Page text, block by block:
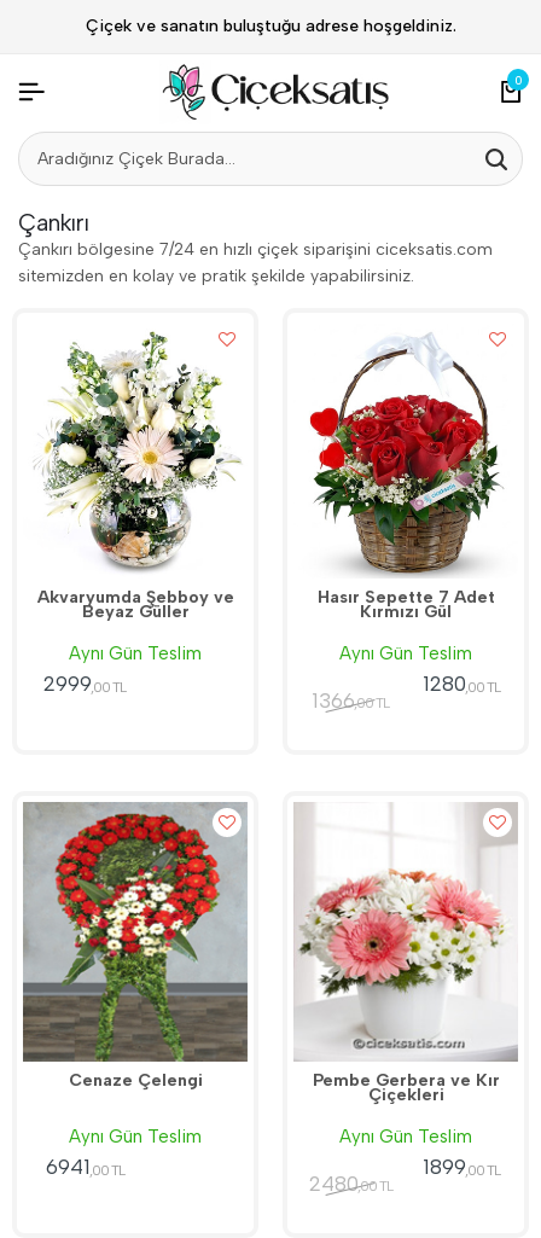
Çiçek ve sanatın buluştuğu adrese hoşgeldiniz.
0
Çankırı
Çankırı bölgesine 7/24 en hızlı çiçek siparişini ciceksatis.com
sitemizden en kolay ve pratik şekilde yapabilirsiniz.
Akvaryumda Şebboy ve
Beyaz Güller
Aynı Gün Teslim
2999,00 TL
Hasır Sepette 7 Adet
Kırmızı Gül
Aynı Gün Teslim
1366,00 TL
1280,00 TL
Cenaze Çelengi
Aynı Gün Teslim
6941,00 TL
Pembe Gerbera ve Kır
Çiçekleri
Aynı Gün Teslim
2480,00 TL
1899,00 TL